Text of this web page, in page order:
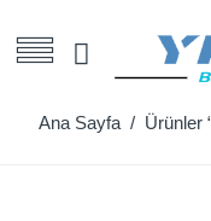
Ana Sayfa / Ürünler